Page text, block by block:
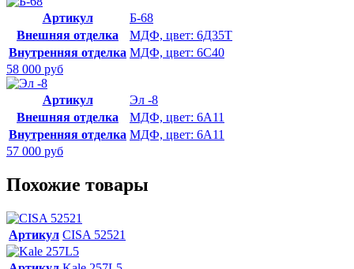
Артикул
Б-68
Внешняя отделка
МДФ, цвет: 6Д35Т
Внутренняя отделка МДФ, цвет: 6С40
58 000 руб
Артикул
Эл -8
Внешняя отделка
МДФ, цвет: 6А11
Внутренняя отделка МДФ, цвет: 6А11
57 000 руб
Похожие товары
Артикул CISA 52521